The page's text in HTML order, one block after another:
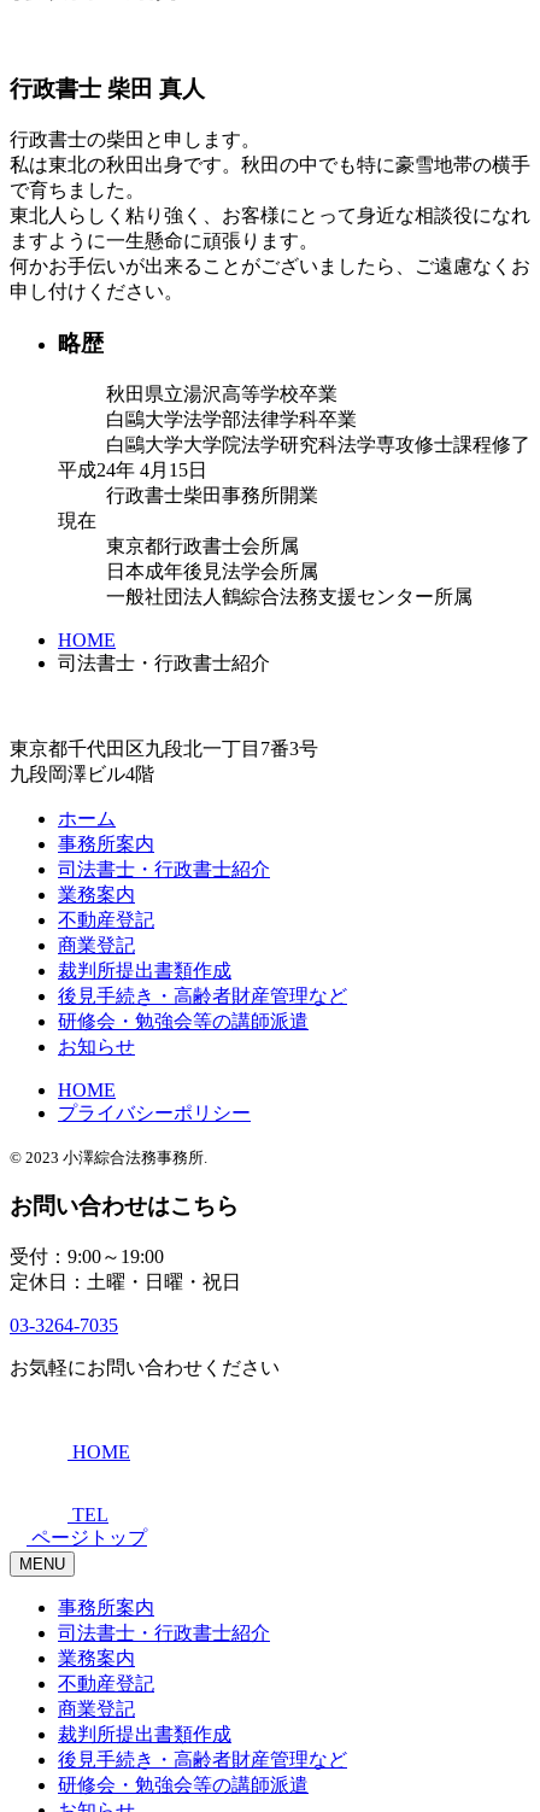
行政書士 柴田 真人
行政書士の柴田と申します。
私は東北の秋田出身です。秋田の中でも特に豪雪地帯の横手
で育ちました。
東北人らしく粘り強く、お客様にとって身近な相談役になれ
ますように一生懸命に頑張ります。
何かお手伝いが出来ることがございましたら、ご遠慮なくお
申し付けください。
略歴
秋田県立湯沢高等学校卒業
白鷗大学法学部法律学科卒業
白鷗大学大学院法学研究科法学専攻修士課程修了
平成24年 4月15日
行政書士柴田事務所開業
現在
東京都行政書士会所属
日本成年後見法学会所属
一般社団法人鶴綜合法務支援センター所属
HOME
司法書士・行政書士紹介
東京都千代田区九段北一丁目7番3号
九段岡澤ビル4階
ホーム
事務所案内
司法書士・行政書士紹介
業務案内
不動産登記
商業登記
裁判所提出書類作成
後見手続き・高齢者財産管理など
研修会・勉強会等の講師派遣
お知らせ
HOME
プライバシーポリシー
© 2023 小澤綜合法務事務所.
お問い合わせはこちら
受付：9:00～19:00
定休日：土曜・日曜・祝日
03-3264-7035
お気軽にお問い合わせください
HOME
TEL
ページトップ
MENU
事務所案内
司法書士・行政書士紹介
業務案内
不動産登記
商業登記
裁判所提出書類作成
後見手続き・高齢者財産管理など
研修会・勉強会等の講師派遣